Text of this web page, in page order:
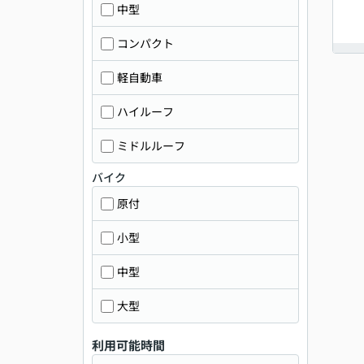
中型
コンパクト
軽自動車
ハイルーフ
ミドルルーフ
バイク
原付
小型
中型
大型
利用可能時間